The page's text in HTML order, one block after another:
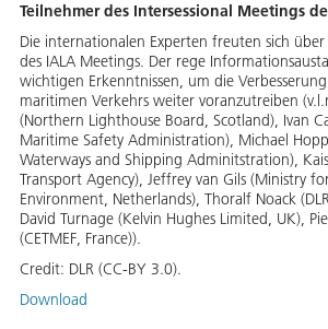
Teilnehmer des Intersessional Meetings
Die internationalen Experten freuten sich
des IALA Meetings. Der rege
wichtigen Erkenntnissen, um die
maritimen Verkehrs weiter voranzutreiben
(Northern Lighthouse Board, Scotland), Ivan
Maritime Safety Administration), Michael
Waterways and Shipping Adminitstration),
Transport Agency), Jeffrey van Gils (Ministry
Environment, Netherlands), Thoralf Noack
David Turnage (Kelvin Hughes Limited, UK),
(CETMEF, France)).
Credit: DLR (CC-BY 3.0).
Download